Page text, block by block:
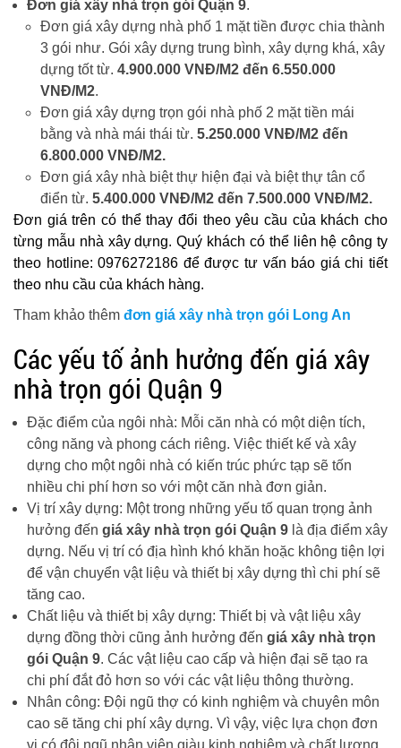
Đơn giá xây nhà trọn gói Quận 9.
Đơn giá xây dựng nhà phố 1 mặt tiền được chia thành
3 gói như. Gói xây dựng trung bình, xây dựng khá, xây
dựng tốt từ. 4.900.000 VNĐ/M2 đến 6.550.000
VNĐ/M2.
Đơn giá xây dựng trọn gói nhà phố 2 mặt tiền mái
bằng và nhà mái thái từ. 5.250.000 VNĐ/M2 đến
6.800.000 VNĐ/M2.
Đơn giá xây nhà biệt thự hiện đại và biệt thự tân cổ
điển từ. 5.400.000 VNĐ/M2 đến 7.500.000 VNĐ/M2.
Đơn giá trên có thể thay đổi theo yêu cầu của khách cho
từng mẫu nhà xây dựng. Quý khách có thể liên hệ công ty
theo hotline: 0976272186 để được tư vấn báo giá chi tiết
theo nhu cầu của khách hàng.
Tham khảo thêm đơn giá xây nhà trọn gói Long An
Các yếu tố ảnh hưởng đến giá xây
nhà trọn gói Quận 9
Đặc điểm của ngôi nhà: Mỗi căn nhà có một diện tích,
công năng và phong cách riêng. Việc thiết kế và xây
dựng cho một ngôi nhà có kiến trúc phức tạp sẽ tốn
nhiều chi phí hơn so với một căn nhà đơn giản.
Vị trí xây dựng: Một trong những yếu tố quan trọng ảnh
hưởng đến giá xây nhà trọn gói Quận 9 là địa điểm xây
dựng. Nếu vị trí có địa hình khó khăn hoặc không tiện lợi
để vận chuyển vật liệu và thiết bị xây dựng thì chi phí sẽ
tăng cao.
Chất liệu và thiết bị xây dựng: Thiết bị và vật liệu xây
dựng đồng thời cũng ảnh hưởng đến giá xây nhà trọn
gói Quận 9. Các vật liệu cao cấp và hiện đại sẽ tạo ra
chi phí đắt đỏ hơn so với các vật liệu thông thường.
Nhân công: Đội ngũ thợ có kinh nghiệm và chuyên môn
cao sẽ tăng chi phí xây dựng. Vì vậy, việc lựa chọn đơn
vị có đội ngũ nhân viên giàu kinh nghiệm và chất lượng